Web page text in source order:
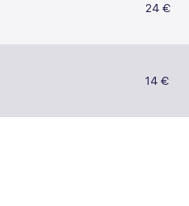
24 €
14 €